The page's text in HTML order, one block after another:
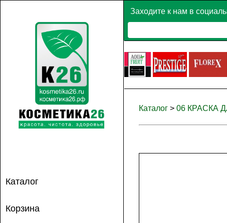
Заходите к нам в
Каталог
Корзина
Каталог > 06 КРАСКА